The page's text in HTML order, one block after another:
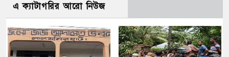
এ ক্যাটাগরির আরো নিউজ